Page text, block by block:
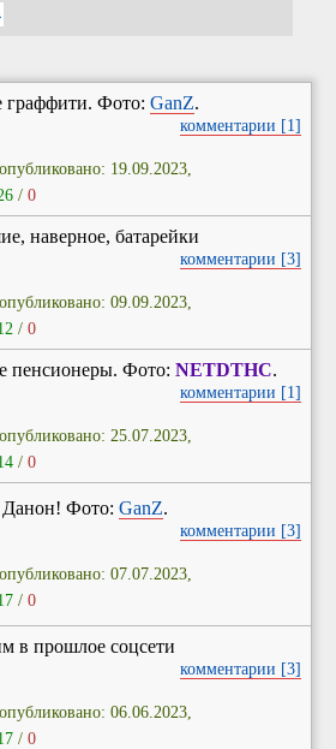
граффити. Фото: GanZ.
комментарии [1]
19.09.2023,
/ 0
наверное, батарейки
комментарии [3]
09.09.2023,
/ 0
пенсионеры. Фото: NETDTHC.
комментарии [1]
25.07.2023,
/ 0
Фото: GanZ.
комментарии [3]
07.07.2023,
/ 0
в прошлое соцсети
комментарии [3]
06.06.2023,
/ 0